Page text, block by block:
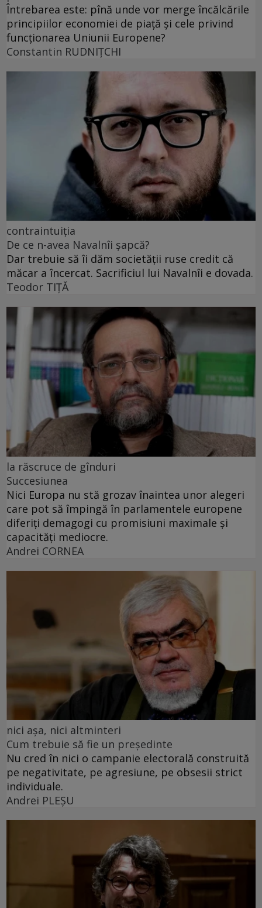
Întrebarea este: pînă unde vor merge încălcările
principiilor economiei de piață și cele privind
funcționarea Uniunii Europene?
Constantin RUDNIŢCHI
contraintuiția
De ce n-avea Navalnîi șapcă?
Dar trebuie să îi dăm societății ruse credit că
măcar a încercat. Sacrificiul lui Navalnîi e dovada.
Teodor TIŢĂ
la răscruce de gînduri
Succesiunea
Nici Europa nu stă grozav înaintea unor alegeri
care pot să împingă în parlamentele europene
diferiți demagogi cu promisiuni maximale și
capacități mediocre.
Andrei CORNEA
nici așa, nici altminteri
Cum trebuie să fie un președinte
Nu cred în nici o campanie electorală construită
pe negativitate, pe agresiune, pe obsesii strict
individuale.
Andrei PLEŞU